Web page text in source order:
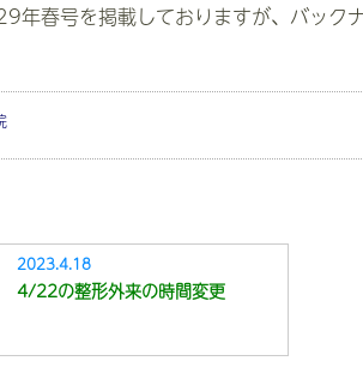
年春号を掲載しておりますが、バック
2023.4.18
4/22の整形外来の時間変更